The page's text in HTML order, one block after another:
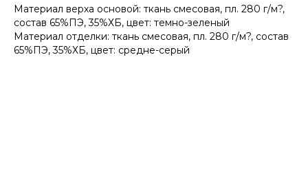
Материал верха основой: ткань смесовая, пл. 280 г/м?,
состав 65%ПЭ, 35%ХБ, цвет: темно-зеленый
Материал отделки: ткань смесовая, пл. 280 г/м?, состав
65%ПЭ, 35%ХБ, цвет: средне-серый